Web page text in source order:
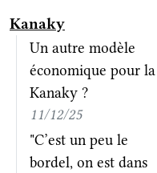
Kanaky
Un autre modèle
économique pour la
Kanaky ?
11/12/25
"C’est un peu le
bordel, on est dans